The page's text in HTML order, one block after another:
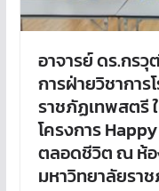
อาจารย์ ดร.กร
การฝ่ายวิชาการ
ราชภัฏเทพสตรี
โครงการ
ตลอดชีวิต ณ ห้อ
มหาวิทยาลัยรา